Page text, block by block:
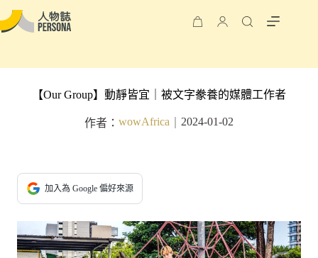
【Our Group】動靜皆宜｜被文字豢養的媒體工作者
作者： wowAfrica 2024-01-02
加入為 Google 偏好來源